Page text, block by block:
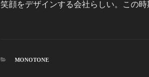
笑顔をデザインする会社らしい。この時
カ
MONOTONE